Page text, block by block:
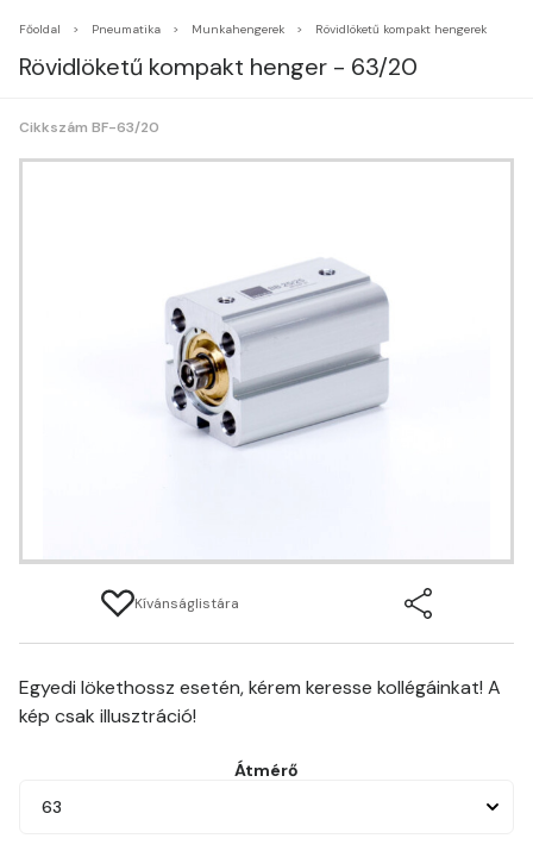
Főoldal Pneumatika Munkahengerek Rövidlöketű kompakt hengerek
Rövidlöketű kompakt henger - 63/20
Cikkszám BF-63/20
Kívánságlistára
Egyedi lökethossz esetén, kérem keresse kollégáinkat! A
kép csak illusztráció!
Átmérő
63